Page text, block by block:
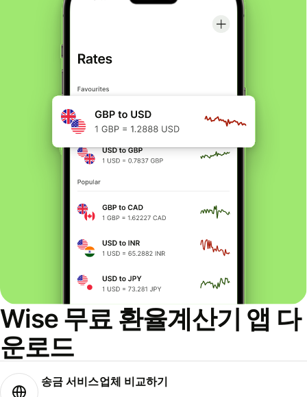
Wise 무료 환율계산기 앱 다
운로드
송금 서비스업체 비교하기